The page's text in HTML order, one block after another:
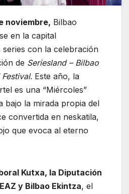
noviembre, Bilbao
en la capital
series con la celebración
de Seriesland – Bilbao
. Este año, la
es una “Miércoles”
bajo la mirada propia del
convertida en neskatila,
que evoca al eterno
Kutxa, la Diputación
y Bilbao Ekintza, el